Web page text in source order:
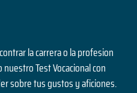
la carrera o la profesion
Test Vocacional con
sobre tus gustos y aficiones.